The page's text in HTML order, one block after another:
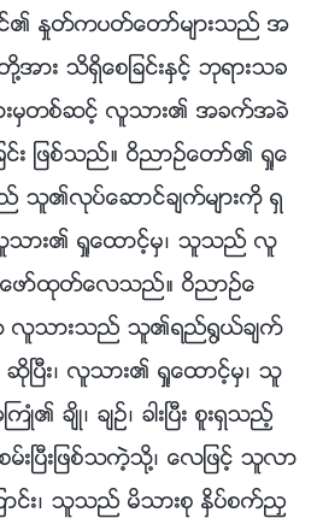
င္၏ ႏႈတ္ကပတ္ေတာ္မ်ားသည္ အ
႔အား သိရွိေစျခင္းႏွင့္ ဘုရားသခ
းမွတစ္ဆင့္ လူသား၏ အခက္အခဲ
င္း ျဖစ္သည္။ ဝိညာဥ္ေတာ္၏ ရႈေ
ည္ သူ၏လုပ္ေဆာင္ခ်က္မ်ားကို ရွ
သား၏ ရႈေထာင့္မွ၊ သူသည္ လူ
ဖာ္ထုတ္ေလသည္။ ဝိညာဥ္ေ
လူသားသည္ သူ၏ရည္႐ြယ္ခ်က္
ပီး၊ လူသား၏ ရႈေထာင့္မွ၊ သူ
ခ်ိဳ၊ ခ်ဥ္၊ ခါးၿပီး စူးရွသည့္
းၿပီးျဖစ္သကဲ့သို႔၊ ေလျဖင့္ သူလာ
ာင္း၊ သူသည္ မိသားစု ႏွိပ္စက္ညႇ